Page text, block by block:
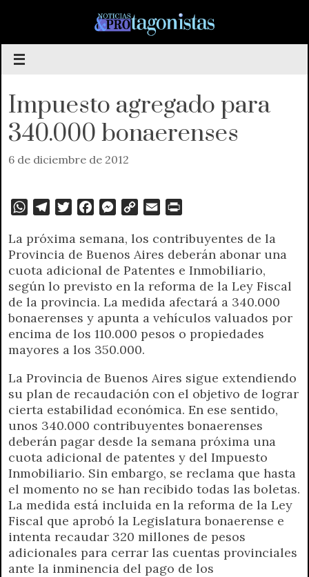
contenido
Impuesto agregado para
340.000 bonaerenses
6 de diciembre de 2012
W
a
t
s
A
p
p
l
e
g
r
a
m
i
t
t
e
r
c
e
b
o
o
k
M
s
s
e
n
g
e
r
p
y
L
i
n
k
a
i
l
i
n
t
F
r
i
e
l
La próxima semana, los contribuyentes de la
Provincia de Buenos Aires deberán abonar una
cuota adicional de Patentes e Inmobiliario,
según lo previsto en la reforma de la Ley Fiscal
de la provincia. La medida afectará a 340.000
bonaerenses y apunta a vehículos valuados por
encima de los 110.000 pesos o propiedades
mayores a los 350.000.
La Provincia de Buenos Aires sigue extendiendo
su plan de recaudación con el objetivo de lograr
cierta estabilidad económica. En ese sentido,
unos 340.000 contribuyentes bonaerenses
deberán pagar desde la semana próxima una
cuota adicional de patentes y del Impuesto
Inmobiliario. Sin embargo, se reclama que hasta
el momento no se han recibido todas las boletas.
La medida está incluida en la reforma de la Ley
Fiscal que aprobó la Legislatura bonaerense e
intenta recaudar 320 millones de pesos
adicionales para cerrar las cuentas provinciales
ante la inminencia del pago de los